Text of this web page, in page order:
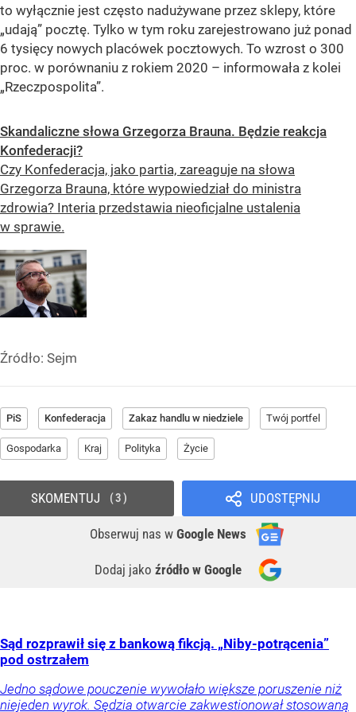
to wyłącznie jest często nadużywane przez sklepy, które
„udają” pocztę. Tylko w tym roku zarejestrowano już ponad
6 tysięcy nowych placówek pocztowych. To wzrost o 300
proc. w porównaniu z rokiem 2020 – informowała z kolei
„Rzeczpospolita”.
Skandaliczne słowa Grzegorza Brauna. Będzie reakcja
Konfederacji?
Czy Konfederacja, jako partia, zareaguje na słowa
Grzegorza Brauna, które wypowiedział do ministra
zdrowia? Interia przedstawia nieoficjalne ustalenia
w sprawie.
Źródło: Sejm
PiS Konfederacja Zakaz handlu w niedziele Twój portfel
Gospodarka Kraj Polityka Życie
UDOSTĘPNIJ
Obserwuj nas w Google News
Dodaj jako źródło w Google
SKOMENTUJ 3
Sąd rozprawił się z bankową fikcją. „Niby-potrącenia”
pod ostrzałem
Jedno sądowe pouczenie wywołało większe poruszenie niż
niejeden wyrok. Sędzia otwarcie zakwestionował stosowaną